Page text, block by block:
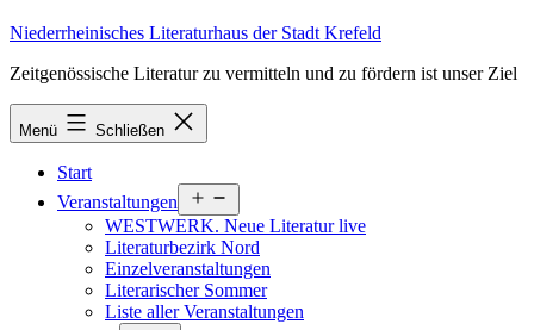
Niederrheinisches Literaturhaus der Stadt Krefeld
Zeitgenössische Literatur zu vermitteln und zu fördern ist unser Ziel
Menü Schließen
Start
Veranstaltungen
öffnen
WESTWERK. Neue Literatur live
Literaturbezirk Nord
Einzelveranstaltungen
Literarischer Sommer
Liste aller Veranstaltungen